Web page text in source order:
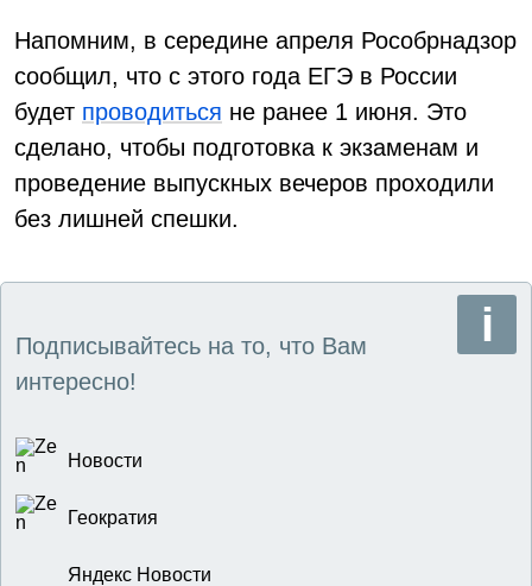
Напомним, в середине апреля Рособрнадзор
сообщил, что с этого года ЕГЭ в России
будет проводиться не ранее 1 июня. Это
сделано, чтобы подготовка к экзаменам и
проведение выпускных вечеров проходили
без лишней спешки.
Подписывайтесь на то, что Вам
интересно!
Новости
Геократия
Яндекс Новости